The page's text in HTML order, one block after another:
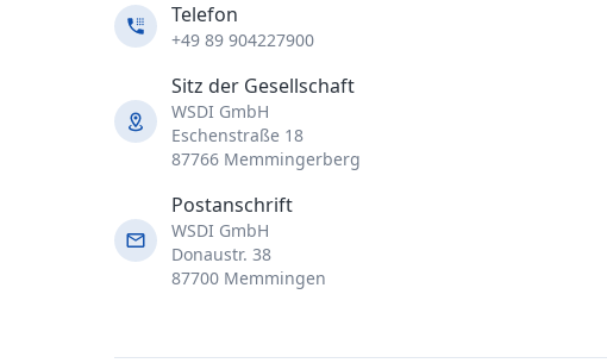
Telefon
+49 89 904227900
Sitz der Gesellschaft
WSDI GmbH
Eschenstraße 18
87766 Memmingerberg
Postanschrift
WSDI GmbH
Donaustr. 38
87700 Memmingen